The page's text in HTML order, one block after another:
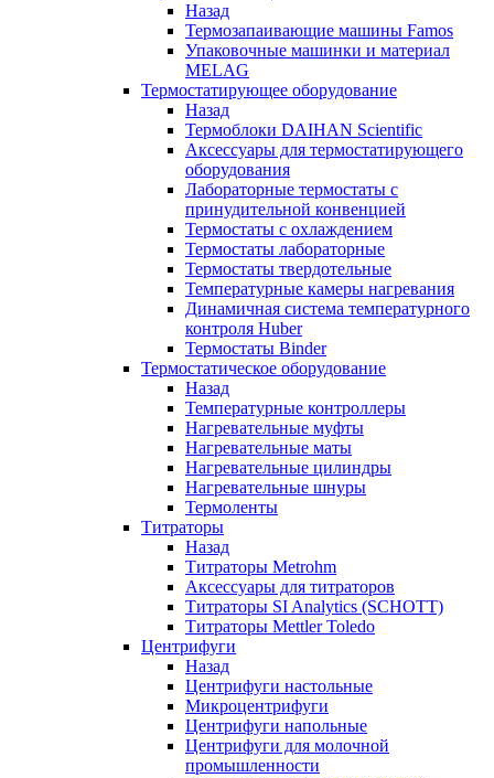
Назад
Термозапаивающие машины Famos
Упаковочные машинки и материал
MELAG
Термостатирующее оборудование
Назад
Термоблоки DAIHAN Scientific
Аксессуары для термостатирующего
оборудования
Лабораторные термостаты с
принудительной конвенцией
Термостаты с охлаждением
Термостаты лабораторные
Термостаты твердотельные
Температурные камеры нагревания
Динамичная система температурного
контроля Huber
Термостаты Binder
Термостатическое оборудование
Назад
Температурные контроллеры
Нагревательные муфты
Нагревательные маты
Нагревательные цилиндры
Нагревательные шнуры
Термоленты
Титраторы
Назад
Титраторы Metrohm
Аксессуары для титраторов
Титраторы SI Analytics (SCHOTT)
Титраторы Mettler Toledo
Центрифуги
Назад
Центрифуги настольные
Микроцентрифуги
Центрифуги напольные
Центрифуги для молочной
промышленности